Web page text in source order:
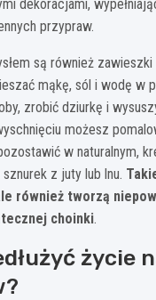
dekoracjami,
przypraw.
są również
mąkę, sól i wodę w
zrobić dziurkę i
możesz
w naturalnym,
z juty lub lnu.
również tworzą
choinki.
życie